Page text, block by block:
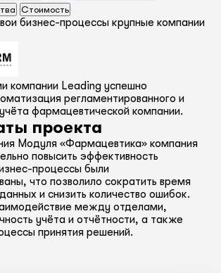
Стоимость
бизнес-процессы крупные компании
компании Leading успешно
регламентированного и
фармацевтической компании.
проекта
Модуля «Фармацевтика» компания
повысить эффективность
процессы были
что позволило сократить время
и снизить количество ошибок.
между отделами,
учёта и отчётности, а также
принятия решений.